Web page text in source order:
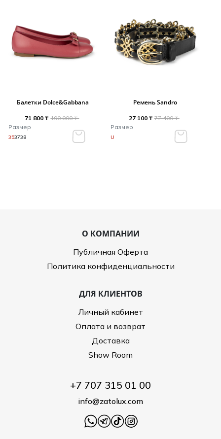
Балетки Dolce&Gabbana
71 800 ₸ 190 000 ₸
Размер
353738
Ремень Sandro
27 100 ₸ 77 400 ₸
Размер
U
О КОМПАНИИ
Публичная Оферта
Политика конфиденциальности
ДЛЯ КЛИЕНТОВ
Личный кабинет
Оплата и возврат
Доставка
Show Room
+7 707 315 01 00
info@zatolux.com